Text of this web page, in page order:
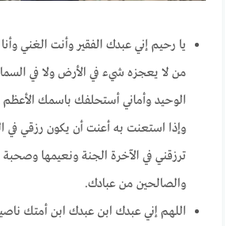
يا رحيم إني عبدك الفقير وأنت الغني
من لا يعجزه شيء في الأرض ولا في
الوحيد وأماني أستحلفك باسمك
وإذا استعنت به أعنت أن يكون رزقي في
ترزقني في الآخرة الجنة ونعيمها وصحبة
والصالحين من عبادك.
اللهم إني عبدك ابن عبدك ابن أمتك